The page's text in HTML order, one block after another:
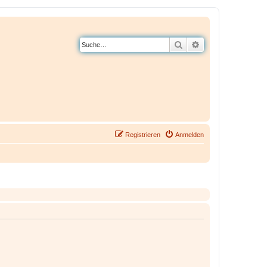
Suche
Anmelden
Registrieren